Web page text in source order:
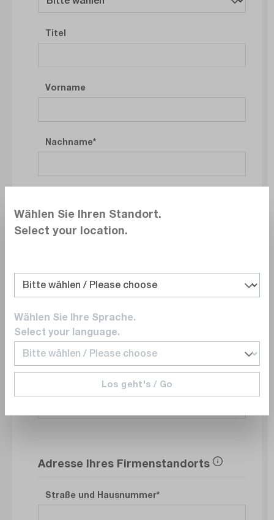
Titel
Vorname
Nachname
E-Mail
Telefonnummer
Adresse Ihres Firmenstandorts
Straße und Hausnummer
Wählen Sie Ihren Standort.
Select your location.
Wählen Sie Ihre Sprache.
Select your language.
Los geht's / Go